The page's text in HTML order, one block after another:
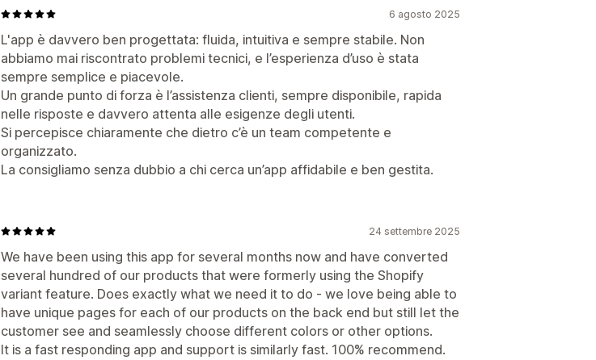
6 agosto 2025
L'app è davvero ben progettata: fluida, intuitiva e sempre stabile. Non
abbiamo mai riscontrato problemi tecnici, e l’esperienza d’uso è stata
sempre semplice e piacevole.
Un grande punto di forza è l’assistenza clienti, sempre disponibile, rapida
nelle risposte e davvero attenta alle esigenze degli utenti.
Si percepisce chiaramente che dietro c’è un team competente e
organizzato.
La consigliamo senza dubbio a chi cerca un’app affidabile e ben gestita.
24 settembre 2025
We have been using this app for several months now and have converted
several hundred of our products that were formerly using the Shopify
variant feature. Does exactly what we need it to do - we love being able to
have unique pages for each of our products on the back end but still let the
customer see and seamlessly choose different colors or other options.
It is a fast responding app and support is similarly fast. 100% recommend.